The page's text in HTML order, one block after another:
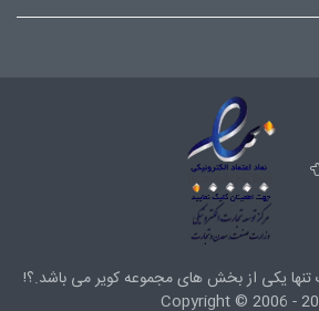
تنها یکی از بخش هایمجموعه کویرمی باشد.؟!
Copyright © 2006 -